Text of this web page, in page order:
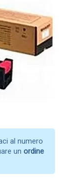
al numero
un ordine